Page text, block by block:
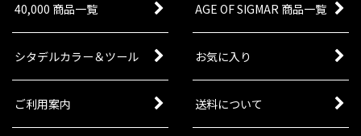
40,000 商品一覧 AGE OF SIGMAR 商品一覧
シタデルカラー＆ツール お気に入り
ご利用案内 送料について